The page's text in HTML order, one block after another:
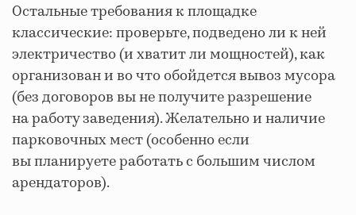
Остальные требования к площадке
классические: проверьте, подведено ли к ней
электричество (и хватит ли мощностей), как
организован и во что обойдется вывоз мусора
(без договоров вы не получите разрешение
на работу заведения). Желательно и наличие
парковочных мест (особенно если
вы планируете работать с большим числом
арендаторов).